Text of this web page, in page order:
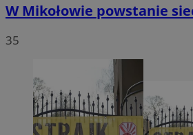
W Mikołowie powstanie
35